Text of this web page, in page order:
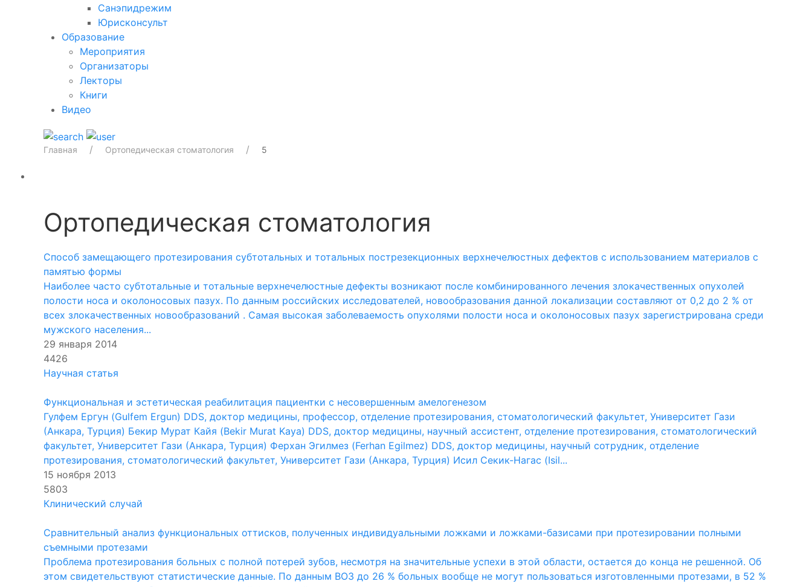
Санэпидрежим
Юрисконсульт
Образование
Мероприятия
Организаторы
Лекторы
Книги
Видео
Главная Ортопедическая стоматология 5
Ортопедическая стоматология
Способ замещающего протезирования субтотальных и тотальных пострезекционных верхнечелюстных дефектов с использованием материалов с
памятью формы
Наиболее часто субтотальные и тотальные верхнечелюстные дефекты возникают после комбинированного лечения злокачественных опухолей
полости носа и околоносовых пазух. По данным российских исследователей, новообразования данной локализации составляют от 0,2 до 2 % от
всех злокачественных новообразований . Самая высокая заболеваемость опухолями полости носа и околоносовых пазух зарегистрирована среди
мужского населения...
29 января 2014
4426
Научная статья
Функциональная и эстетическая реабилитация пациентки с несовершенным амелогенезом
Гулфем Ергун (Gulfem Ergun) DDS, доктор медицины, профессор, отделение протезирования, стоматологический факультет, Университет Гази
(Анкара, Турция) Бекир Мурат Кайя (Bekir Murat Kaya) DDS, доктор медицины, научный ассистент, отделение протезирования, стоматологический
факультет, Университет Гази (Анкара, Турция) Ферхан Эгилмез (Ferhan Egilmez) DDS, доктор медицины, научный сотрудник, отделение
протезирования, стоматологический факультет, Университет Гази (Анкара, Турция) Исил Секик-Нагас (Isil...
15 ноября 2013
5803
Клинический случай
Сравнительный анализ функциональных оттисков, полученных индивидуальными ложками и ложками-базисами при протезировании полными
съемными протезами
Проблема протезирования больных с полной потерей зубов, несмотря на значительные успехи в этой области, остается до конца не решенной. Об
этом свидетельствуют статистические данные. По данным ВОЗ до 26 % больных вообще не могут пользоваться изготовленными протезами, в 52 %